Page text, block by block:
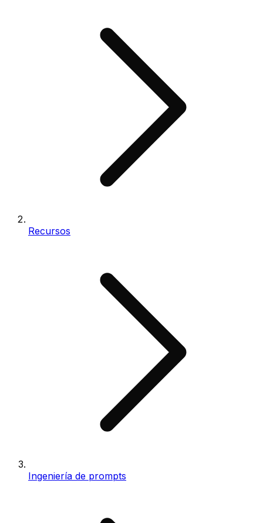
Recursos
Ingeniería de prompts